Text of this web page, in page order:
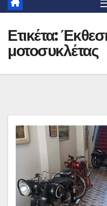
Ετικέτα:
μοτοσυκλέτας